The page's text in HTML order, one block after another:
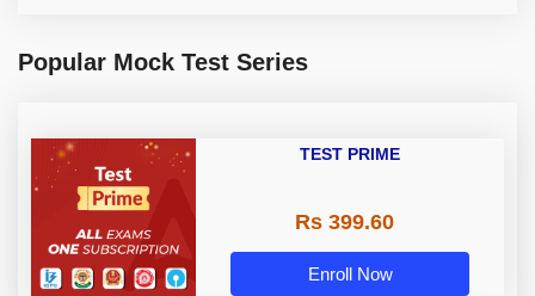
Popular Mock Test Series
TEST PRIME
Rs 399.60
Enroll Now